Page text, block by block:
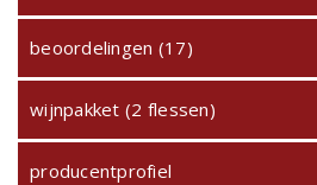
beoordelingen (17)
wijnpakket (2 flessen)
producentprofiel